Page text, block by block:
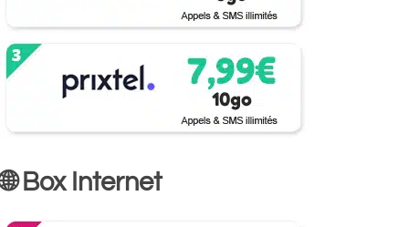
🌐 Box Internet